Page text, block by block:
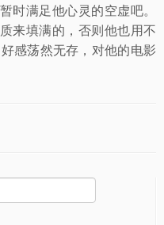
时满足他心灵的空虚吧。
来填满的，否则他也用不
感荡然无存，对他的电影